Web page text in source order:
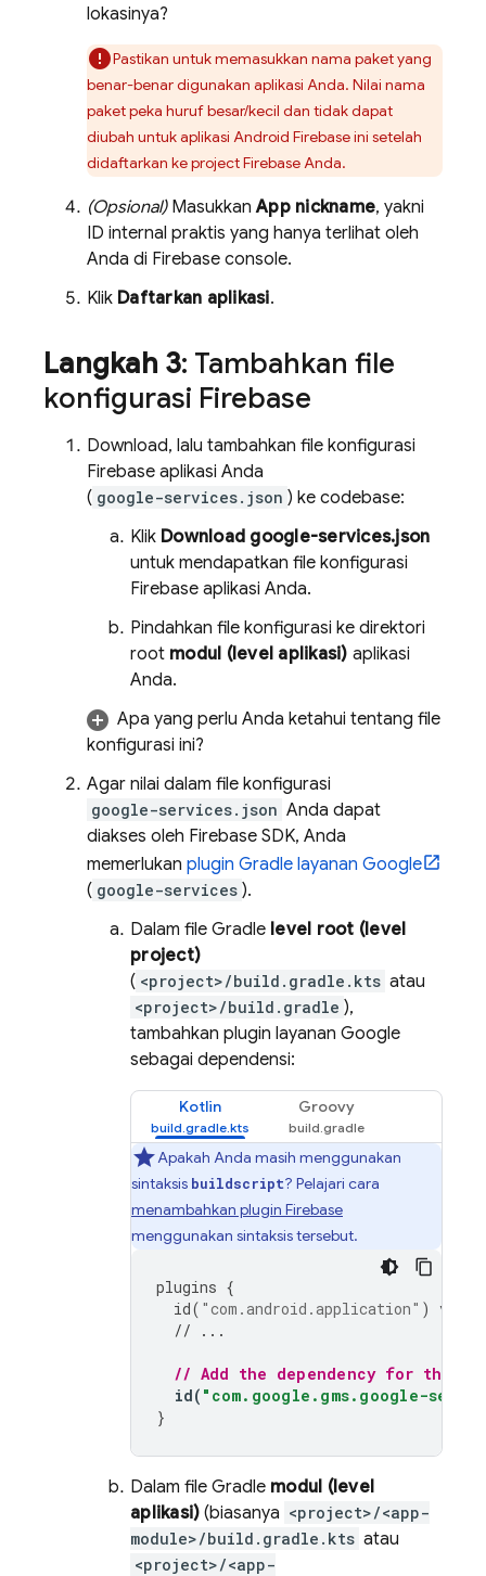
lokasinya?
Pastikan untuk memasukkan nama paket yang
benar-benar digunakan aplikasi Anda. Nilai nama
paket peka huruf besar/kecil dan tidak dapat
diubah untuk aplikasi Android Firebase ini setelah
didaftarkan ke project Firebase Anda.
(Opsional)MasukkanApp nickname, yakni
ID internal praktis yang hanya terlihat oleh
Anda di Firebase console.
Klik Daftarkan aplikasi.
Langkah 3: Tambahkan file
konfigurasi Firebase
Download, lalu tambahkan file konfigurasi
Firebase aplikasi Anda
( google-services.json ) ke codebase:
Klik Download google-services.json
untuk mendapatkan file konfigurasi
Firebase aplikasi Anda.
Pindahkan file konfigurasi ke direktori
root modul (level aplikasi) aplikasi
Anda.
Apa yang perlu Anda ketahui tentang file
konfigurasi ini?
Agar nilai dalam file konfigurasi
google-services.json Anda dapat
diakses oleh Firebase SDK, Anda
memerlukan plugin Gradle layanan Google
( google-services ).
Dalam file Gradle level root (level
project)
( <project>/build.gradle.kts atau
<project>/build.gradle ),
tambahkan plugin layanan Google
sebagai dependensi:
Kotlin Groovy
Apakah Anda masih menggunakan
sintaksis buildscript? Pelajari cara
menambahkan plugin Firebase
menggunakan sintaksis tersebut.
plugins {
id( "com.android.application" )
// ...
// Add the dependency for the
id( "com.google.gms.google-
}
Dalam file Gradle modul (level
aplikasi) (biasanya <project>/<app-
module>/build.gradle.kts atau
<project>/<app-